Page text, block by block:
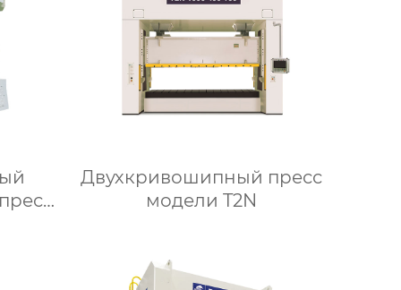
Двухкривошипный пресс
модели T2N